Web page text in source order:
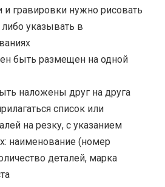
и гравировки нужно рисовать
указывать в
быть размещен на одной
наложены друг на друга
список или
на резку, с указанием
наименование (номер
деталей, марка